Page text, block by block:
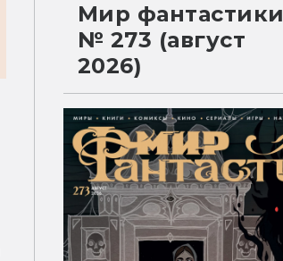
Мир фантастики
№ 273 (август
2026)